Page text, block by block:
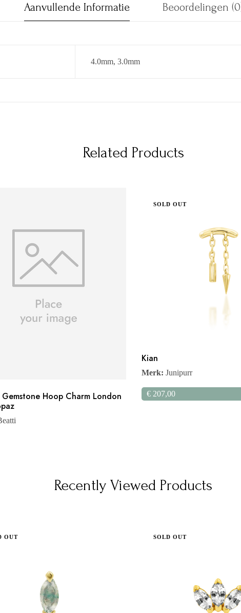
Aanvullende Informatie Beoordelingen
4.0mm, 3.0mm
Related Products
Gemstone Hoop Charm London
SOLD OUT
Kian
Merk: Junipurr
€ 207,00
Recently Viewed Products
OUT SOLD OUT